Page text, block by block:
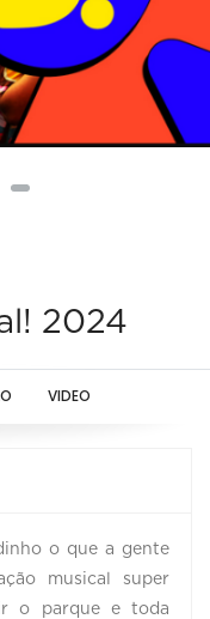
2024
VIDEO
o que a gente
musical super
o parque e toda